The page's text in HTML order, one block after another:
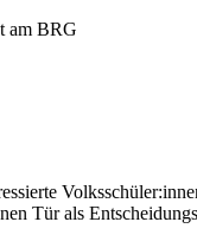
am BRG
Tür als